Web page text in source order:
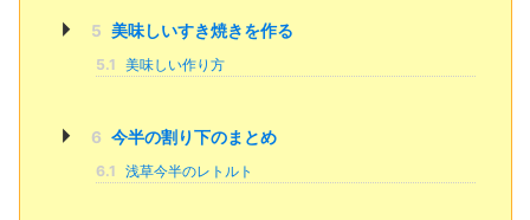
5 美味しいすき焼きを作る
5.1 美味しい作り方
6 今半の割り下のまとめ
6.1 浅草今半のレトルト